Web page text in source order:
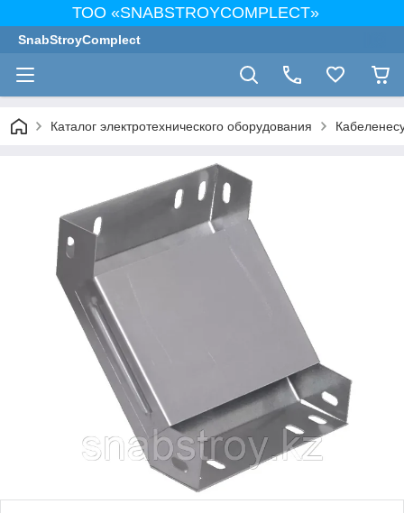
ТОО «SNABSTROYCOMPLECT»
SnabStroyComplect
Каталог электротехнического оборудования